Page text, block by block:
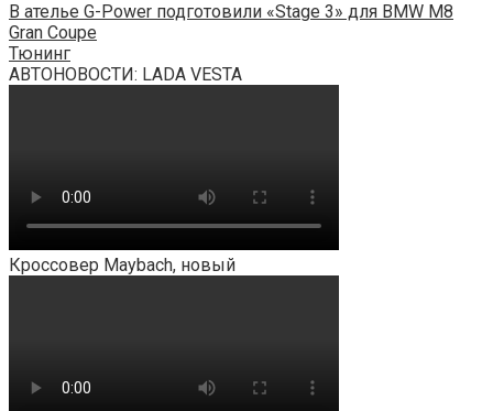
В ателье G-Power подготовили «Stage 3» для BMW M8
Gran Coupe
Тюнинг
АВТОНОВОСТИ: LADA VESTA
Кроссовер Maybach, новый